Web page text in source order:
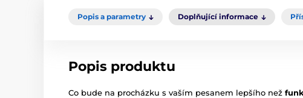
Popis a parametry Doplňující informace
Popis produktu
Co bude na procházku s vaším pesanem lepšího než